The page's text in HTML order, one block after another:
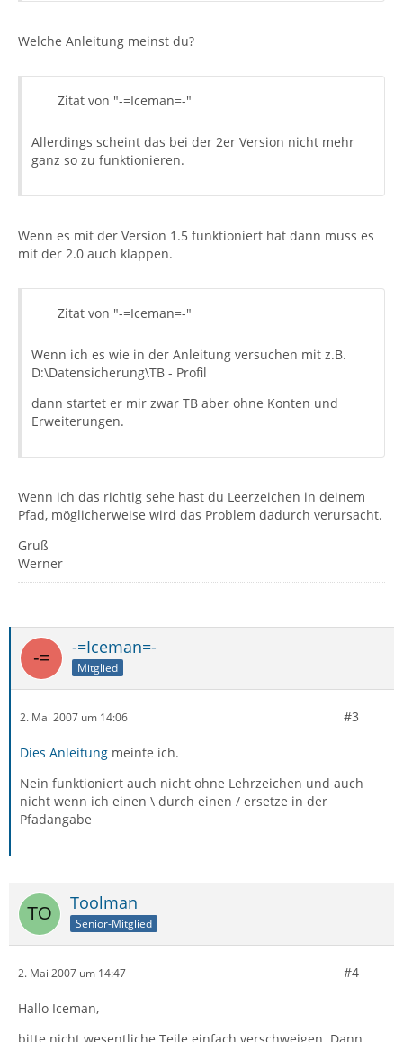
Welche Anleitung meinst du?
Zitat von "-=Iceman=-"
Allerdings scheint das bei der 2er Version nicht mehr
ganz so zu funktionieren.
Wenn es mit der Version 1.5 funktioniert hat dann muss es
mit der 2.0 auch klappen.
Zitat von "-=Iceman=-"
Wenn ich es wie in der Anleitung versuchen mit z.B.
D:\Datensicherung\TB - Profil
dann startet er mir zwar TB aber ohne Konten und
Erweiterungen.
Wenn ich das richtig sehe hast du Leerzeichen in deinem
Pfad, möglicherweise wird das Problem dadurch verursacht.
Gruß
Werner
-=Iceman=-
Mitglied
2. Mai 2007 um 14:06 #3
Dies Anleitung meinte ich.
Nein funktioniert auch nicht ohne Lehrzeichen und auch
nicht wenn ich einen \ durch einen / ersetze in der
Pfadangabe
Toolman
Senior-Mitglied
2. Mai 2007 um 14:47 #4
Hallo Iceman,